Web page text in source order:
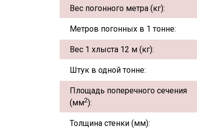
Вес погонного метра (кг):
Метров погонных в 1 тонне:
Вес 1 хлыста 12 м (кг):
Штук в одной тонне:
Площадь поперечного сечения
(мм2):
Толщина стенки (мм):